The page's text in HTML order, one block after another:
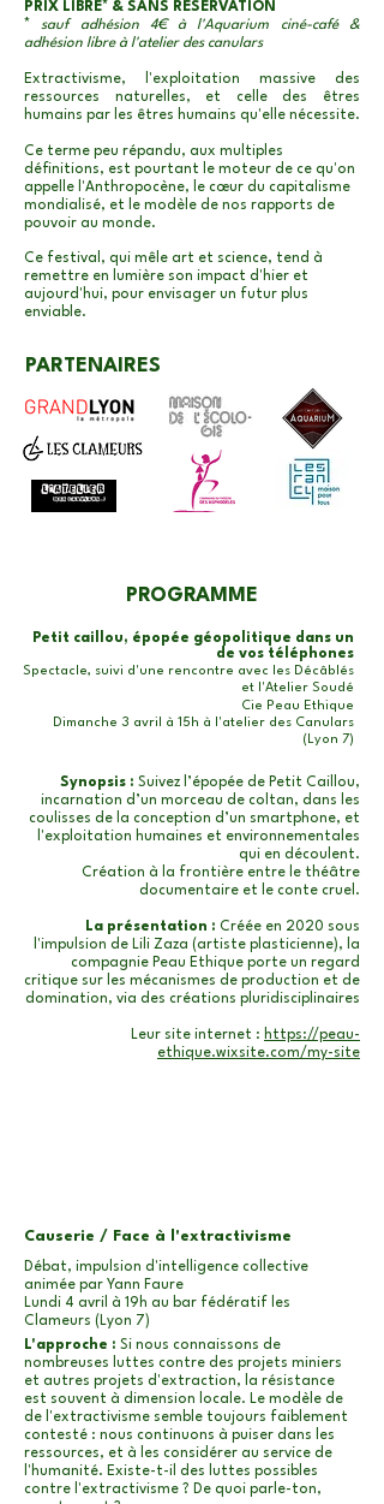
PRIX LIBRE* & SANS RESERVATION
*sauf adhésion 4€ à l'Aquarium ciné-café &
adhésion libre à l'atelier des canulars
Extractivisme, l'exploitation massive des
ressources naturelles, et celle des êtres
humains par les êtres humains qu'elle nécessite.
Ce terme peu répandu, aux multiples
définitions, est pourtant le moteur de ce qu'on
appelle l'Anthropocène, le cœur du capitalisme
mondialisé, et le modèle de nos rapports de
pouvoir au monde.
Ce festival, qui mêle art et science, tend à
remettre en lumière son impact d'hier et
aujourd'hui, pour envisager un futur plus
enviable.
PARTENAIRES
PROGRAMME
Petit caillou, épopée géopolitique dans un
de vos téléphones
Spectacle, suivi d'une rencontre avec les Décâblés
et l'Atelier Soudé
Cie Peau Ethique​
Dimanche 3 avril à 15h à l'atelier des Canulars
(Lyon 7)
Synopsis : Suivez l’épopée de Petit Caillou,
incarnation d’un morceau de coltan, dans les
coulisses de la conception d’un smartphone, et
l'exploitation humaines et environnementales
qui en découlent.
Création à la frontière entre le théâtre
documentaire et le conte cruel.
La présentation : Créée en 2020 sous
l'impulsion de Lili Zaza (artiste plasticienne), la
compagnie Peau Ethique porte un regard
critique sur les mécanismes de production et de
domination, via des créations pluridisciplinaires
Leur site internet : https://peau-
ethique.wixsite.com/my-site
Causerie / Face à l'extractivisme
Débat, impulsion d'intelligence collective
animée par Yann Faure​
Lundi 4 avril à 19h au bar fédératif les
Clameurs (Lyon 7)
L'approche : Si nous connaissons de
nombreuses luttes contre des projets miniers
et autres projets d'extraction, la résistance
est souvent à dimension locale. Le modèle de
de l'extractivisme semble toujours faiblement
contesté : nous continuons à puiser dans les
ressources, et à les considérer au service de
l'humanité. Existe-t-il des luttes possibles
contre l'extractivisme ? De quoi parle-ton,